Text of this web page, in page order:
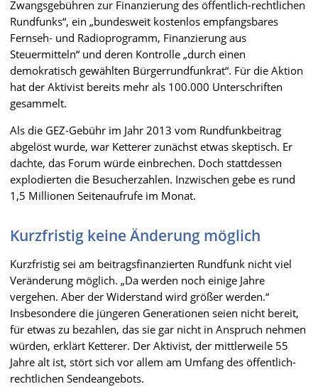
Zwangsgebühren zur Finanzierung des öffentlich-rechtlichen
Rundfunks“, ein „bundesweit kostenlos empfangsbares
Fernseh- und Radioprogramm, Finanzierung aus
Steuermitteln“ und deren Kontrolle „durch einen
demokratisch gewählten Bürgerrundfunkrat“. Für die Aktion
hat der Aktivist bereits mehr als 100.000 Unterschriften
gesammelt.
Als die GEZ-Gebühr im Jahr 2013 vom Rundfunkbeitrag
abgelöst wurde, war Ketterer zunächst etwas skeptisch. Er
dachte, das Forum würde einbrechen. Doch stattdessen
explodierten die Besucherzahlen. Inzwischen gebe es rund
1,5 Millionen Seitenaufrufe im Monat.
Kurzfristig keine Änderung möglich
Kurzfristig sei am beitragsfinanzierten Rundfunk nicht viel
Veränderung möglich. „Da werden noch einige Jahre
vergehen. Aber der Widerstand wird größer werden.“
Insbesondere die jüngeren Generationen seien nicht bereit,
für etwas zu bezahlen, das sie gar nicht in Anspruch nehmen
würden, erklärt Ketterer. Der Aktivist, der mittlerweile 55
Jahre alt ist, stört sich vor allem am Umfang des öffentlich-
rechtlichen Sendeangebots.